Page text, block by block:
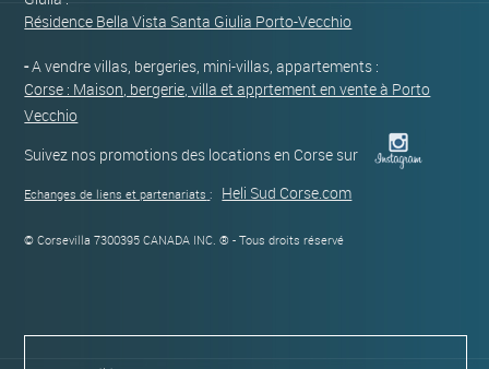
Résidence Bella Vista Santa Giulia Porto-Vecchio
-A vendre villas, bergeries, mini-villas, appartements :
Corse : Maison, bergerie, villa et apprtement en vente à Porto
Vecchio
Suivez nos promotions des locations en Corse sur
Echanges de liens et partenariats : Heli Sud Corse.com
© Corsevilla 7300395 CANADA INC. ® - Tous droits réservé